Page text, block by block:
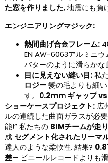
た窓を作りました, 地震にも負
エンジニアリングマジック:
熱間曲げ合金フレーム:
EN AW-6063アルミニ
バターのように滑らかな
目に見えない縫い目:私
ロジー髪の毛よりも細
す。 0.2mm ギャップ
ショーケースプロジェクト: 広
ルの連続した曲面ガラスが必
能!” 私たちの BIMチームが走
成 セグメント化されたサーマ
達人のような柔軟性. 結果?
差— ビニールレコードよりも